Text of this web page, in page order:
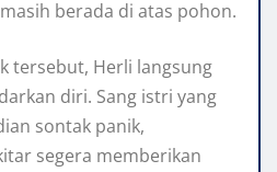
berada di atas pohon.
tersebut, Herli langsung
diri. Sang istri yang
sontak panik,
segera memberikan